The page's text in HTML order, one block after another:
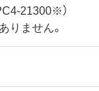
21300※）
ません。